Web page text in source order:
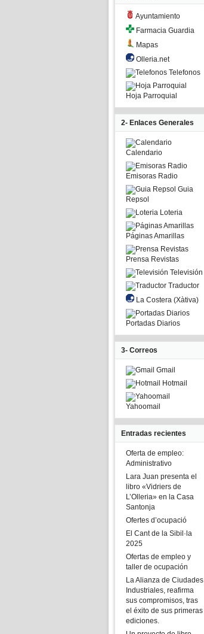
Ayuntamiento
Farmacia Guardia
Mapas
Olleria.net
Telefonos
Hoja Parroquial
2- Enlaces Generales
Calendario
Emisoras Radio
Guia
Repsol
Loteria
Páginas Amarillas
Prensa Revistas
Televisión
Traductor
La Costera (Xàtiva)
Portadas Diarios
3- Correos
Gmail
Hotmail
Yahoomail
Entradas recientes
Oferta de empleo:
Administrativo
Lara Juan presenta el
libro «Vidriers de
L’Olleria» en la Casa
Santonja
Ofertes d’ocupació
El Cant de la Sibil·la
2025
Ofertas de empleo y
taller de ocupación
La Alianza de Ciudades
Industriales, reafirma
sus compromisos, tras
el éxito de sus primeras
ediciones.